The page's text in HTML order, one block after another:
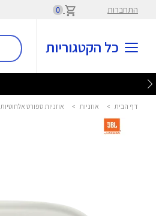
התחברות 0
כל הקטגוריות
דף הבית > אוזניות > אוזניות ספורט אלחוטיות Endurance Peak 3 ג'י בי אל - JBL